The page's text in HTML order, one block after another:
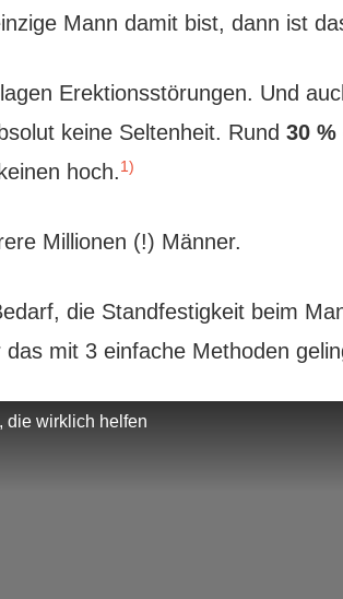
Mann damit bist, dann ist
Erektionsstörungen. Und
keine Seltenheit. Rund 30 %
hoch. 1)
Millionen (!) Männer.
die Standfestigkeit beim
mit 3 einfache Methoden
die wirklich helfen